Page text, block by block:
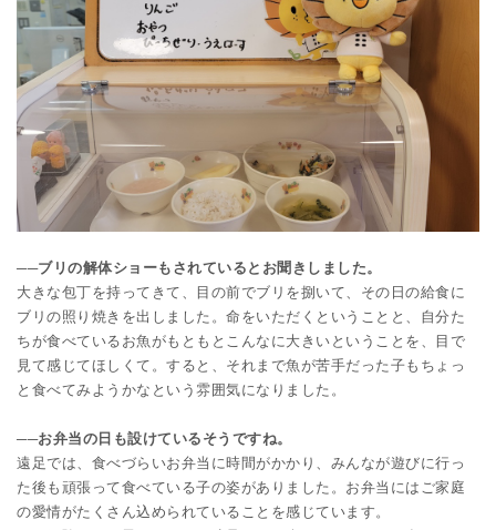
──ブリの解体ショーもされているとお聞きしました。
大きな包丁を持ってきて、目の前でブリを捌いて、その日の給食に
ブリの照り焼きを出しました。命をいただくということと、自分た
ちが食べているお魚がもともとこんなに大きいということを、目で
見て感じてほしくて。すると、それまで魚が苦手だった子もちょっ
と食べてみようかなという雰囲気になりました。
──お弁当の日も設けているそうですね。
遠足では、食べづらいお弁当に時間がかかり、みんなが遊びに行っ
た後も頑張って食べている子の姿がありました。お弁当にはご家庭
の愛情がたくさん込められていることを感じています。